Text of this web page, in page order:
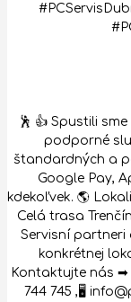
🕺 👍 Spustili
podporné
štandardných a
Google Pay,
kdekoľvek. 🌎
Celá trasa
Servisní
konkrétnej
Kontaktujte nás ➡
744 745 ,🖥